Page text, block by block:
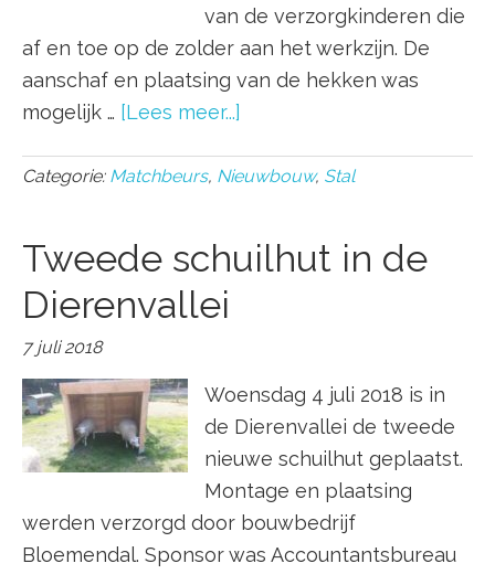
van de verzorgkinderen die
af en toe op de zolder aan het werkzijn. De
aanschaf en plaatsing van de hekken was
mogelijk … [Lees meer...]
Categorie: Matchbeurs, Nieuwbouw, Stal
Tweede schuilhut in de
Dierenvallei
7 juli 2018
Woensdag 4 juli 2018 is in
de Dierenvallei de tweede
nieuwe schuilhut geplaatst.
Montage en plaatsing
werden verzorgd door bouwbedrijf
Bloemendal. Sponsor was Accountantsbureau